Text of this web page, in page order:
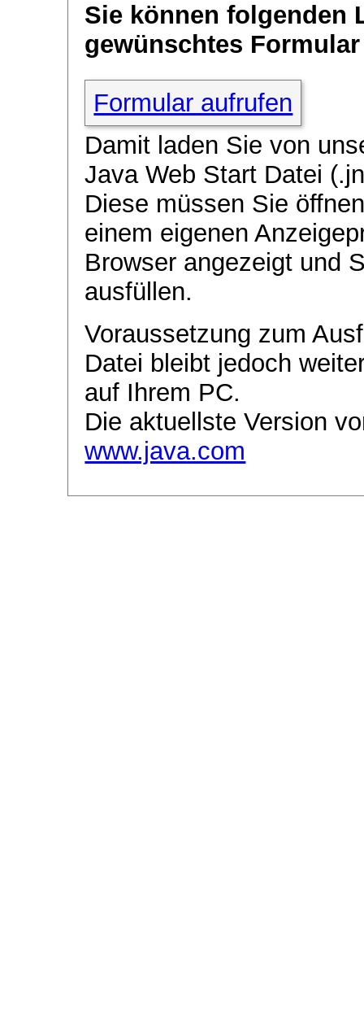
Sie können folgenden
gewünschtes
Formular aufrufen
Damit laden Sie von
Java Web Start Datei
Diese müssen Sie
einem eigenen
Browser angezeigt und
ausfüllen.
Voraussetzung zum
Datei bleibt jedoch
auf Ihrem PC.
Die aktuellste Version
www.java.com